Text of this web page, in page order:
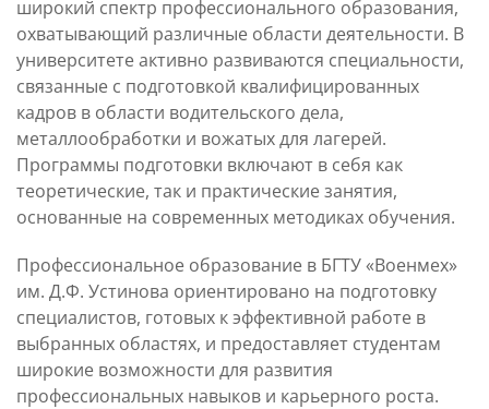
НИОКР
широкий спектр профессионального образования,
охватывающий различные области деятельности. В
университете активно развиваются специальности,
связанные с подготовкой квалифицированных
кадров в области водительского дела,
металлообработки и вожатых для лагерей.
Программы подготовки включают в себя как
теоретические, так и практические занятия,
основанные на современных методиках обучения.
Профессиональное образование в БГТУ «Военмех»
им. Д.Ф. Устинова ориентировано на подготовку
специалистов, готовых к эффективной работе в
выбранных областях, и предоставляет студентам
широкие возможности для развития
профессиональных навыков и карьерного роста.